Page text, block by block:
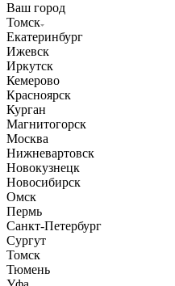
Ваш город
Томск
Екатеринбург
Ижевск
Иркутск
Кемерово
Красноярск
Курган
Магнитогорск
Москва
Нижневартовск
Новокузнецк
Новосибирск
Омск
Пермь
Санкт-Петербург
Сургут
Томск
Тюмень